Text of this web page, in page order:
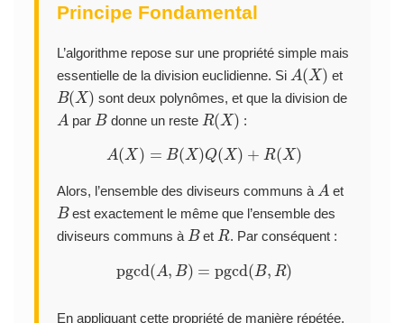
Principe Fondamental
L’algorithme repose sur une propriété simple mais
essentielle de la division euclidienne. Si
A(X) et
B(X) sont deux polynômes, et que la division de
A par Bdonne un reste R(X) :
A( =B( X)Q(X)+ R X)
Alors, l’ensemble des diviseurs communs à A et
Best exactement le même que l’ensemble des
diviseurs communs à Bet R. Par conséquent :
pgcd( A,B pgcd(B,R )
En appliquant cette propriété de manière répétée,